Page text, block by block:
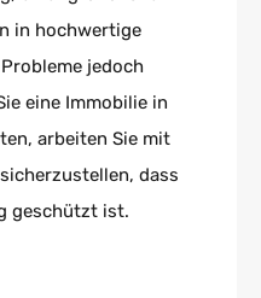
in hochwertige
jedoch
eine Immobilie in
arbeiten Sie mit
dass
geschützt ist.